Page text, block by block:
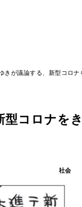
きが議論する、新型コロ
コロナを
社会